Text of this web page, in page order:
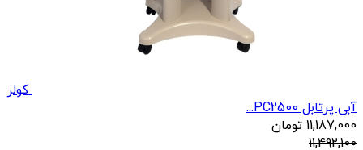
کولر
آبی پرتابل PC2500...
11,187,000 تومان
11,492,100